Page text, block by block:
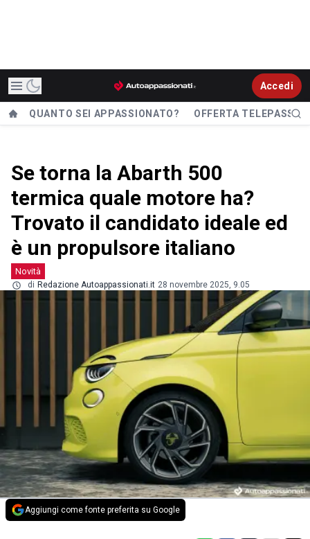
Accedi
QUANTO SEI APPASSIONATO? OFFERTA TELEPASS
Se torna la Abarth 500
termica quale motore ha?
Trovato il candidato ideale ed
è un propulsore italiano
Novità
di Redazione Autoappassionati.it 28 novembre 2025, 9.05
Aggiungi come fonte preferita su Google